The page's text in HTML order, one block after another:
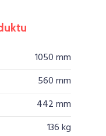
1050 mm
560 mm
442 mm
136 kg